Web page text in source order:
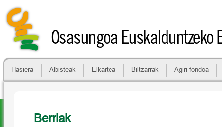
Osasungoa Euskalduntzeko
Hasiera Albisteak Elkartea Biltzarrak Agiri fondoa
Berriak